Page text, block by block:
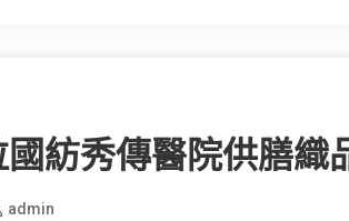
紡秀傳醫院供膳織
admin